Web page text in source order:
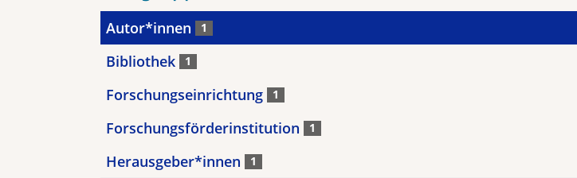
Autor*innen 1
Bibliothek 1
Forschungseinrichtung 1
Forschungsförderinstitution 1
Herausgeber*innen 1